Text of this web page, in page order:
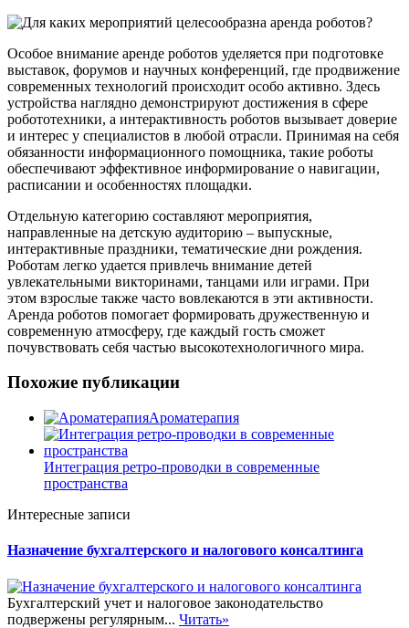
Особое внимание аренде роботов уделяется при подготовке
выставок, форумов и научных конференций, где продвижение
современных технологий происходит особо активно. Здесь
устройства наглядно демонстрируют достижения в сфере
робототехники, а интерактивность роботов вызывает доверие
и интерес у специалистов в любой отрасли. Принимая на себя
обязанности информационного помощника, такие роботы
обеспечивают эффективное информирование о навигации,
расписании и особенностях площадки.
Отдельную категорию составляют мероприятия,
направленные на детскую аудиторию – выпускные,
интерактивные праздники, тематические дни рождения.
Роботам легко удается привлечь внимание детей
увлекательными викторинами, танцами или играми. При
этом взрослые также часто вовлекаются в эти активности.
Аренда роботов помогает формировать дружественную и
современную атмосферу, где каждый гость сможет
почувствовать себя частью высокотехнологичного мира.
Похожие публикации
Ароматерапия
Интеграция ретро-проводки в современные
пространства
Интересные записи
Назначение бухгалтерского и налогового консалтинга
Бухгалтерский учет и налоговое законодательство
подвержены регулярным... Читать»